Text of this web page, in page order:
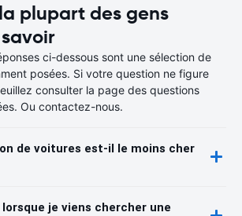
plupart des gens
ci-dessous sont une sélection de
posées. Si votre question ne figure
consulter la page des questions
Ou contactez-nous.
de voitures est-il le moins cher
je viens chercher une